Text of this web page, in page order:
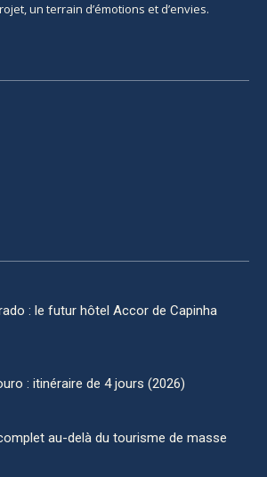
un terrain d’émotions et d’envies.
: le futur hôtel Accor de Capinha
: itinéraire de 4 jours (2026)
au-delà du tourisme de masse